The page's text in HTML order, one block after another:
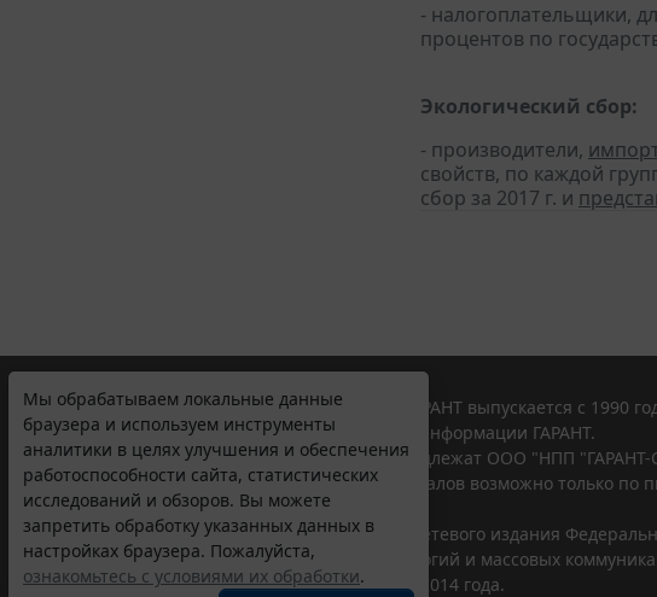
- налогоплательщики,
процентов по
Экологический сбор:
- производители,
свойств, по каждой
сбор за 2017 г. и
Мы обрабатываем локальные данные
браузера и используем инструменты
аналитики в целях улучшения и обеспечения
работоспособности сайта, статистических
исследований и обзоров. Вы можете
запретить обработку указанных данных в
настройках браузера. Пожалуйста,
ознакомьтесь с условиями их обработки.
© ООО "НПП "ГАРАНТ-СЕРВИС", 2026. Система ГАРАНТ выпускается с 1990
участниками Российской ассоциации правовой информации ГАРАНТ.
Все права на материалы сайта ГАРАНТ.РУ принадлежат ООО "НПП
Полное или частичное воспроизведение материалов возможно только
Правила использования портала.
Портал ГАРАНТ.РУ зарегистрирован в качестве сетевого издания
надзору в сфере связи,информационных технологий и массовых
(Роскомнадзором), Эл № ФС77-58365 от 18 июня 2014 года.